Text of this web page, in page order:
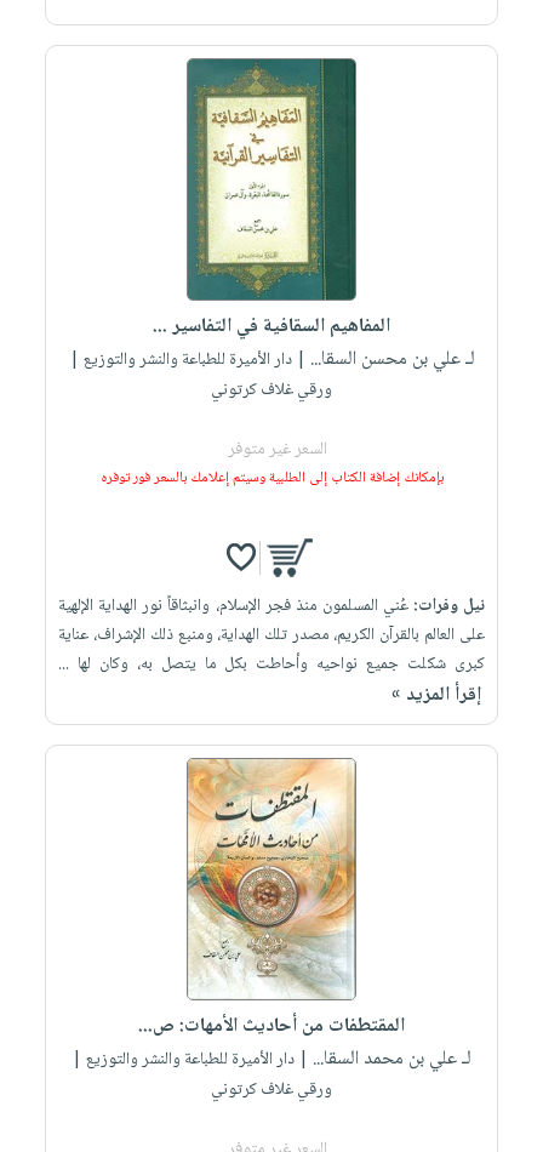
المفاهيم السقافية في التفاسير ...
لـ علي بن محسن السقا... | دار الأميرة للطباعة والنشر والتوزيع |
ورقي غلاف كرتوني
السعر غير متوفر
بإمكانك إضافة الكتاب إلى الطلبية وسيتم إعلامك بالسعر فور توفره
نيل وفرات:عُني المسلمون منذ فجر الإسلام، وانبثاقاً نور الهداية الإلهية
على العالم بالقرآن الكريم، مصدر تلك الهداية، ومنبع ذلك الإشراف، عناية
كبرى شكلت جميع نواحيه وأحاطت بكل ما يتصل به، وكان لها ...
إقرأ المزيد »
المقتطفات من أحاديث الأمهات: ص...
لـ علي بن محمد السقا... | دار الأميرة للطباعة والنشر والتوزيع |
ورقي غلاف كرتوني